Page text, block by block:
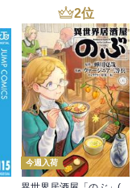
2位
今週入荷